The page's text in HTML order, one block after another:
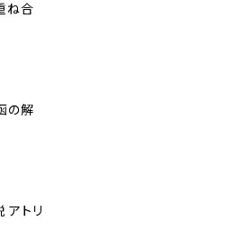
ね合
の解
アトリ